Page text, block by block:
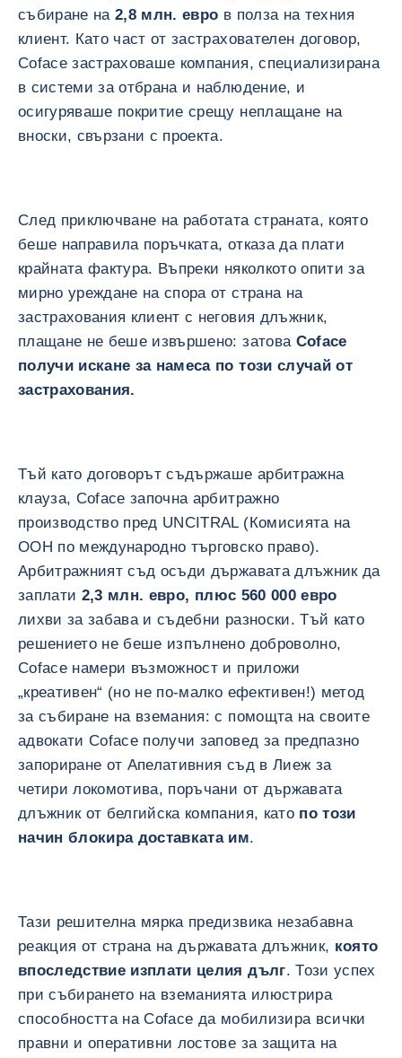
събиране на2,8 млн. евро в полза на техния
клиент. Като част от застрахователен договор,
Coface застраховаше компания, специализирана
в системи за отбрана и наблюдение, и
осигуряваше покритие срещу неплащане на
вноски, свързани с проекта.
След приключване на работата страната, която
беше направила поръчката, отказа да плати
крайната фактура. Въпреки няколкото опити за
мирно уреждане на спора от страна на
застрахования клиент с неговия длъжник,
плащане не беше извършено: затова Coface
получи искане за намеса по този случай от
застрахования.
Тъй като договорът съдържаше арбитражна
клауза, Coface започна арбитражно
производство пред UNCITRAL (Комисията на
ООН по международно търговско право).
Арбитражният съд осъди държавата длъжник да
заплати 2,3 млн. евро, плюс 560 000 евро
лихви за забава и съдебни разноски. Тъй като
решението не беше изпълнено доброволно,
Coface намери възможност и приложи
„креативен“ (но не по-малко ефективен!) метод
за събиране на вземания: с помощта на своите
адвокати Coface получи заповед за предпазно
запориране от Апелативния съд в Лиеж за
четири локомотива, поръчани от държавата
длъжник от белгийска компания, като по този
начин блокира доставката им.
Тази решителна мярка предизвика незабавна
реакция от страна на държавата длъжник, която
впоследствие изплати целия дълг. Този успех
при събирането на вземанията илюстрира
способността на Coface да мобилизира всички
правни и оперативни лостове за защита на